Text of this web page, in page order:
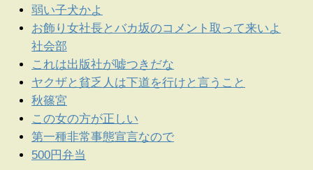
弱い子犬かよ
お飾り女社長とバカ坂のコメント取って来いよ
社会部
これは出版社が嘘つきだな
ヤクザと貧乏人は下道を行けと言うこと
秋篠宮
この女の方が正しい
第一種非常事態宣言なので
500円弁当